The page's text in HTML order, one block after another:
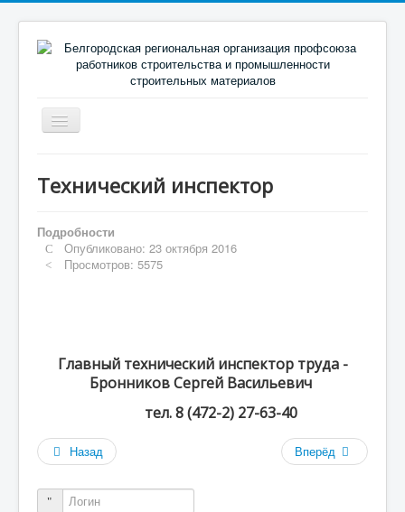
Включить/
выключить
О профсоюзе
Новости
Направления деятельности
Технический инспектор
Подробности
Опубликовано: 23 октября 2016
Просмотров: 5575
Главный технический инспектор труда -
Бронников Сергей Васильевич
тел. 8 (472-2) 27-63-40
Назад Вперёд
Логин